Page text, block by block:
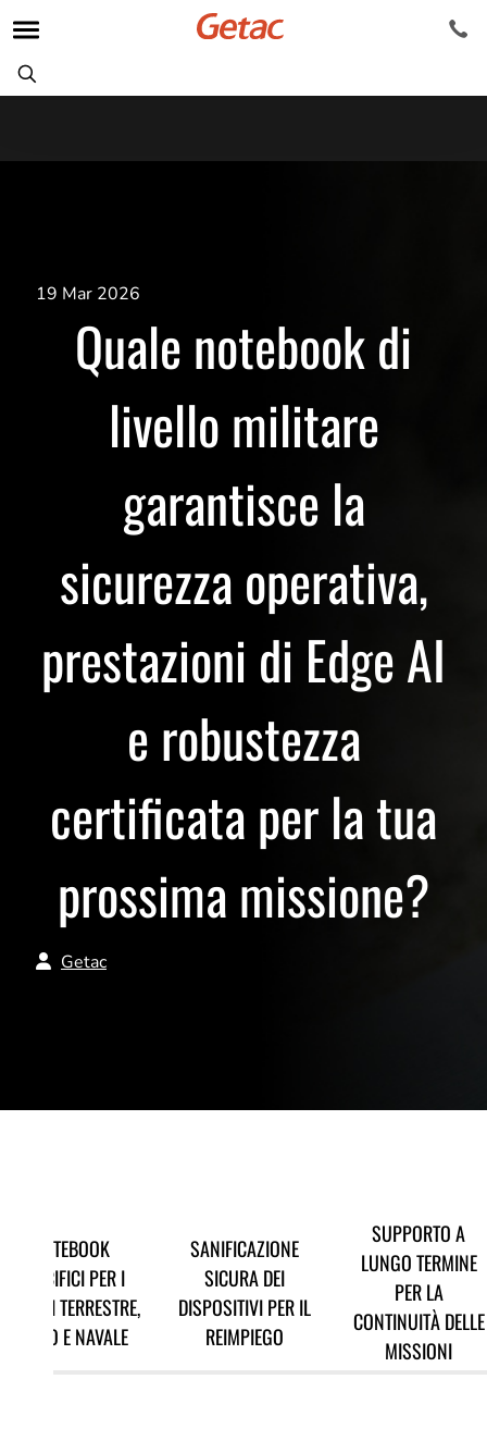
19 Mar 2026
Quale notebook di
livello militare
garantisce la
sicurezza operativa,
prestazioni di Edge AI
e robustezza
certificata per la tua
prossima missione?
Getac
NOTEBOOK
SPECIFICI PER I
DOMINI TERRESTRE,
AEREO E NAVALE
SANIFICAZIONE
SICURA DEI
DISPOSITIVI PER IL
REIMPIEGO
SUPPORTO A
LUNGO TERMINE
PER LA
CONTINUITÀ DELLE
MISSIONI